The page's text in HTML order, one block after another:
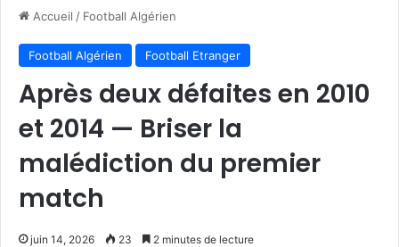
Accueil / Football Algérien
Football Algérien Football Etranger
Après deux défaites en 2010
et 2014 — Briser la
malédiction du premier
match
juin 14, 2026 23 2 minutes de lecture